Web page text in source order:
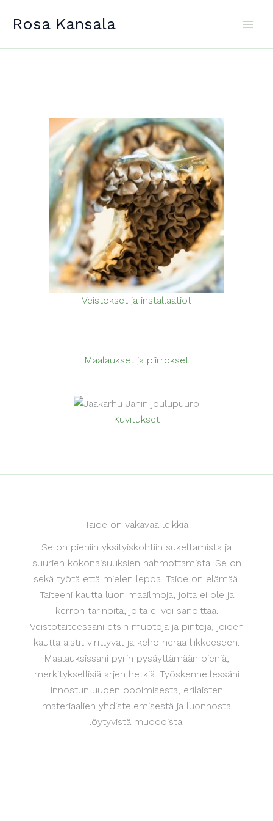
sisältöön
Rosa Kansala
Veistokset ja installaatiot
Maalaukset ja piirrokset
Kuvitukset
Taide on vakavaa leikkiä
Se on pieniin yksityiskohtiin sukeltamista ja
suurien kokonaisuuksien hahmottamista. Se on
sekä työtä että mielen lepoa. Taide on elämää.
Taiteeni kautta luon maailmoja, joita ei ole ja
kerron tarinoita, joita ei voi sanoittaa.
Veistotaiteessani etsin muotoja ja pintoja, joiden
kautta aistit virittyvät ja keho herää liikkeeseen.
Maalauksissani pyrin pysäyttämään pieniä,
merkityksellisiä arjen hetkiä. Työskennellessäni
innostun uuden oppimisesta, erilaisten
materiaalien yhdistelemisestä ja luonnosta
löytyvistä muodoista.